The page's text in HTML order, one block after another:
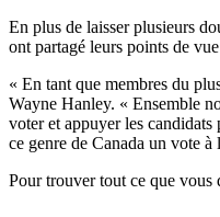
En plus de laisser plusieurs
ont partagé leurs points de
« En tant que membres du
Wayne Hanley. « Ensemble
voter et appuyer les
ce genre de Canada un vote à
Pour trouver tout ce que vous